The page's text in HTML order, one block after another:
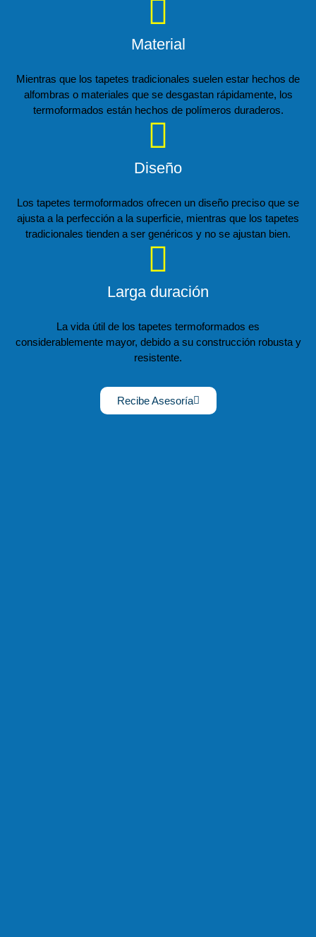
Material
Mientras que los tapetes tradicionales suelen estar hechos de
alfombras o materiales que se desgastan rápidamente, los
termoformados están hechos de polímeros duraderos.
Diseño
Los tapetes termoformados ofrecen un diseño preciso que se
ajusta a la perfección a la superficie, mientras que los tapetes
tradicionales tienden a ser genéricos y no se ajustan bien.
Larga duración
La vida útil de los tapetes termoformados es
considerablemente mayor, debido a su construcción robusta y
resistente.
Recibe Asesoría